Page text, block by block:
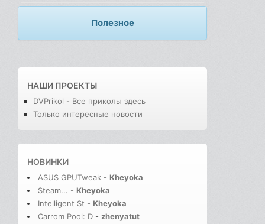
Полезное
НАШИ ПРОЕКТЫ
DVPrikol - Все приколы здесь
Только интересные новости
НОВИНКИ
ASUS GPUTweak - Kheyoka
Steam... - Kheyoka
Intelligent St - Kheyoka
Carrom Pool: D - zhenyatut